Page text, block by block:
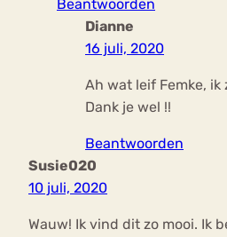
Beantwoorden
Dianne
16 juli, 2020
Ah wat leif Femke, ik
Dank je wel !!
Beantwoorden
Susie020
10 juli, 2020
Wauw! Ik vind dit zo mooi. Ik